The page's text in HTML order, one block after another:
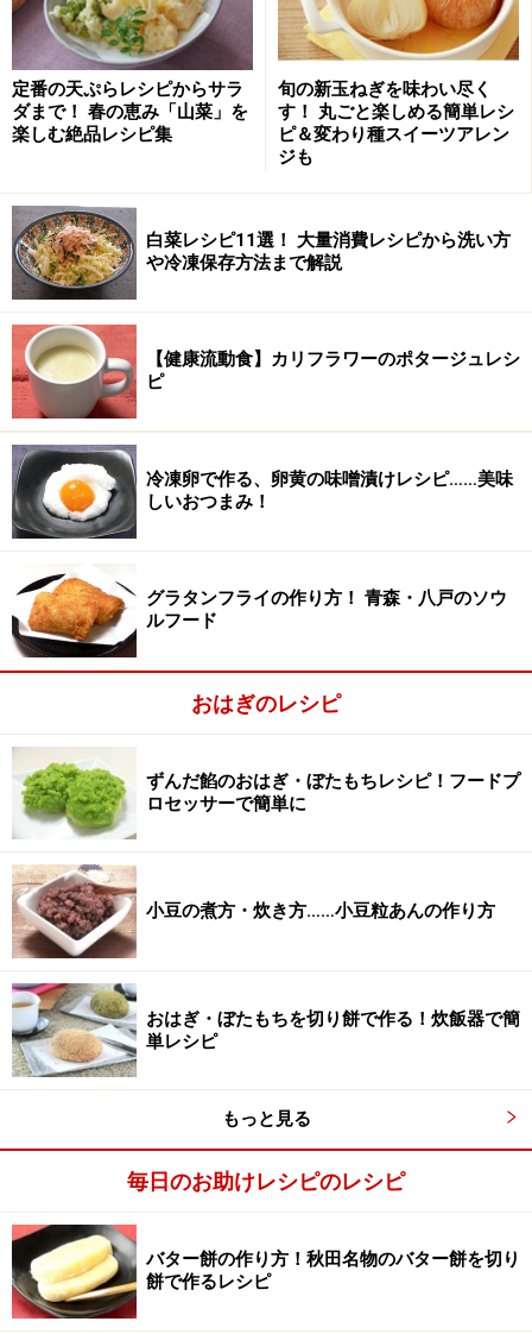
2
沸騰したら差し水をする（2回くり返す）
沸騰したら差し水をし、次に沸騰したらまた差し水をす
る。
湯が薄い小豆色になるまで煮たらザルにあけ、水洗いを
する。
定番の天ぷらレシピからサラ
ダまで！ 春の恵み「山菜」を
楽しむ絶品レシピ集
旬の新玉ねぎを味わい尽く
す！ 丸ごと楽しめる簡単レシ
ピ＆変わり種スイーツアレン
ジも
白菜レシピ11選！ 大量消費レシピから洗い方
や冷凍保存方法まで解説
【健康流動食】カリフラワーのポタージュレシ
ピ
冷凍卵で作る、卵黄の味噌漬けレシピ……美味
しいおつまみ！
グラタンフライの作り方！ 青森・八戸のソウ
ルフード
おはぎのレシピ
ずんだ餡のおはぎ・ぼたもちレシピ！フードプ
ロセッサーで簡単に
小豆の煮方・炊き方……小豆粒あんの作り方
おはぎ・ぼたもちを切り餅で作る！炊飯器で簡
単レシピ
もっと見る
毎日のお助けレシピのレシピ
バター餅の作り方！秋田名物のバター餅を切り
餅で作るレシピ